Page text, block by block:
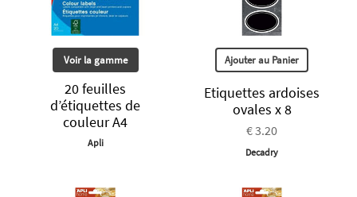
Voir la gamme
20 feuilles
d’étiquettes de
couleur A4
Apli
Ajouter au Panier
Etiquettes ardoises
ovales x 8
€ 3.20
Decadry